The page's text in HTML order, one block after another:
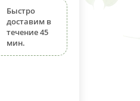
Быстро
доставим в
течение 45
мин.